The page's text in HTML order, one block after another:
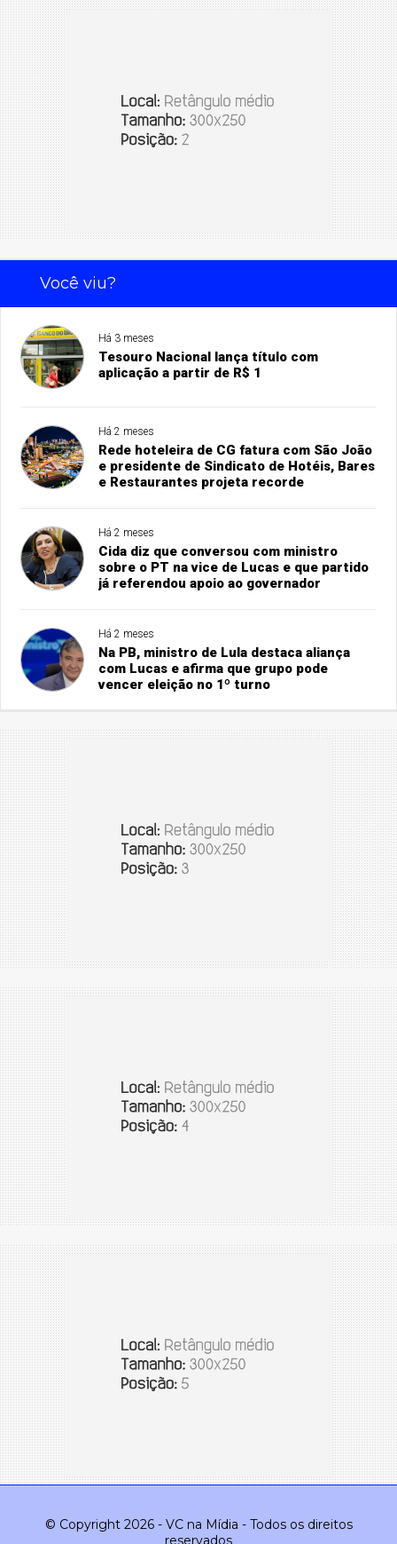
Você viu?
Há 3 meses
Tesouro Nacional lança título com
aplicação a partir de R$ 1
Há 2 meses
Rede hoteleira de CG fatura com São João
e presidente de Sindicato de Hotéis, Bares
e Restaurantes projeta recorde
Há 2 meses
Cida diz que conversou com ministro
sobre o PT na vice de Lucas e que partido
já referendou apoio ao governador
Há 2 meses
Na PB, ministro de Lula destaca aliança
com Lucas e afirma que grupo pode
vencer eleição no 1º turno
© Copyright 2026 - VC na Mídia - Todos os direitos
reservados